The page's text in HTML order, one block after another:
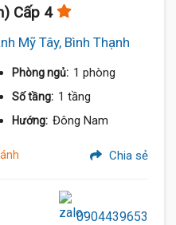
Cấp 4
Mỹ Tây, Bình Thạnh
Phòng ngủ: 1 phòng
Số tầng: 1 tầng
Hướng: Đông Nam
Chia sẻ
0904439653